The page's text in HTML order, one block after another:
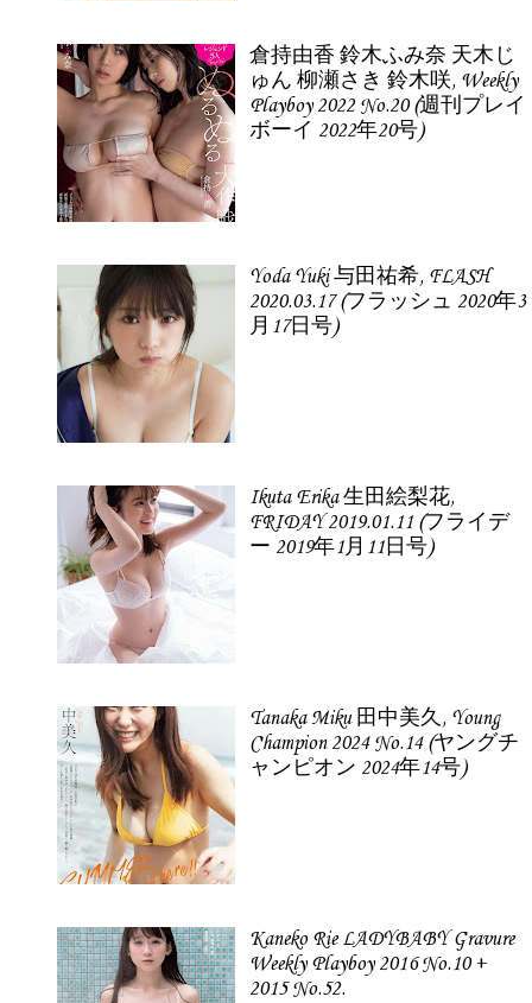
倉持由香 鈴木ふみ奈 天木じ
ゅん 柳瀬さき 鈴木咲, Weekly
Playboy 2022 No.20 (週刊プレイ
ボーイ 2022年20号)
Yoda Yuki 与田祐希, FLASH
2020.03.17 (フラッシュ 2020年3
月17日号)
Ikuta Erika 生田絵梨花,
FRIDAY 2019.01.11 (フライデ
ー 2019年1月11日号)
Tanaka Miku 田中美久, Young
Champion 2024 No.14 (ヤングチ
ャンピオン 2024年14号)
Kaneko Rie LADYBABY Gravure
Weekly Playboy 2016 No.10 +
2015 No.52.